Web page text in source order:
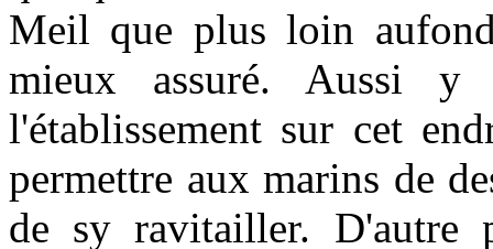
Meil que plus loin
mieux assuré. Aussi
l'établissement sur cet
permettre aux marins de
de sy ravitailler. D'autre